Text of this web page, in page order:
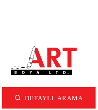
DETAYLI ARAMA